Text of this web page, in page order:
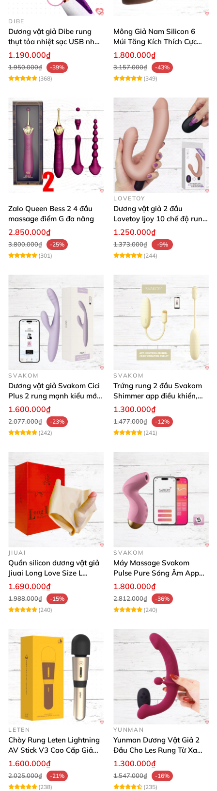
DIBE
Dương vật giả Dibe rung
thụt tỏa nhiệt sạc USB nhập
khẩu giá tốt
1.190.000₫
1.950.000₫
-39%
(368)
Mông Giả Nam Silicon 6
Múi Tăng Kích Thích Cực
Mạnh
1.800.000₫
3.157.000₫
-43%
(349)
Zalo Queen Bess 2 4 đầu
massage điểm G đa năng
2.850.000₫
3.800.000₫
-25%
(301)
LOVETOY
Dương vật giả 2 đầu
Lovetoy Ijoy 10 chế độ rung
sạc tiện lợi mua ngay
1.250.000₫
1.373.000₫
-9%
(244)
SVAKOM
Dương vật giả Svakom Cici
Plus 2 rung mạnh kiểu mới
điều khiển qua App kích
1.600.000₫
2.077.000₫
-23%
(242)
SVAKOM
Trứng rung 2 đầu Svakom
Shimmer app điều khiển,
siêu kích thích
1.300.000₫
1.477.000₫
-12%
(241)
JIUAI
Quần silicon dương vật giả
Jiuai Long Love Size L
thăng hoa
1.690.000₫
1.988.000₫
-15%
(240)
SVAKOM
Máy Massage Svakom
Pulse Pure Sóng Âm App
Điều Khiển Hiện Đại
1.800.000₫
2.812.000₫
-36%
(240)
LETEN
Chày Rung Leten Lightning
AV Stick V3 Cao Cấp Giảm
Mỡ Giữ Dáng
1.600.000₫
2.025.000₫
-21%
(238)
YUNMAN
Yunman Dương Vật Giả 2
Đầu Cho Les Rung Từ Xa
Kích Thích
1.300.000₫
1.547.000₫
-16%
(235)